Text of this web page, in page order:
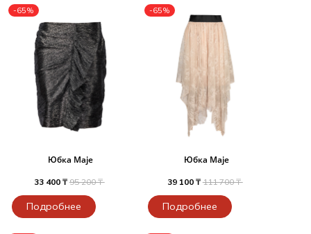
-65%
Юбка Maje
33 400 ₸ 95 200 ₸
Подробнее
-65%
Юбка Maje
39 100 ₸ 111 700 ₸
Подробнее